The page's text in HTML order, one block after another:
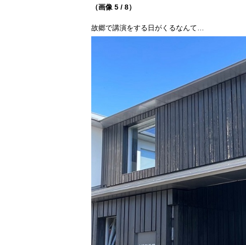
（画像 5 / 8）
故郷で講演をする日がくるなんて…